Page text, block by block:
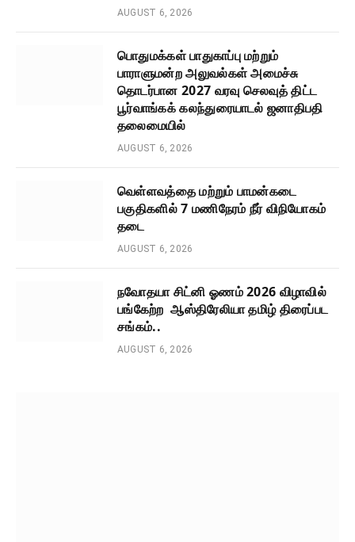
AUGUST 6, 2026
பொதுமக்கள் பாதுகாப்பு மற்றும்
பாராளுமன்ற அலுவல்கள் அமைச்சு
தொடர்பான 2027 வரவு செலவுத் திட்ட
பூர்வாங்கக் கலந்துரையாடல் ஜனாதிபதி
தலைமையில்
AUGUST 6, 2026
வெள்ளவத்தை மற்றும் பாமன்கடை
பகுதிகளில் 7 மணிநேரம் நீர் விநியோகம்
தடை
AUGUST 6, 2026
நவோதயா சிட்னி ஓணம் 2026 விழாவில்
பங்கேற்ற ஆஸ்திரேலியா தமிழ் திரைப்பட
சங்கம்..
AUGUST 6, 2026